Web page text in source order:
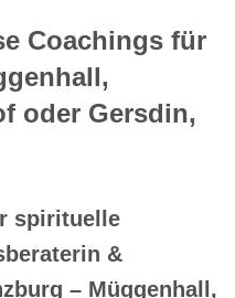
Coachings für
oder Gersdin,
spirituelle
&
– Müggenhall,